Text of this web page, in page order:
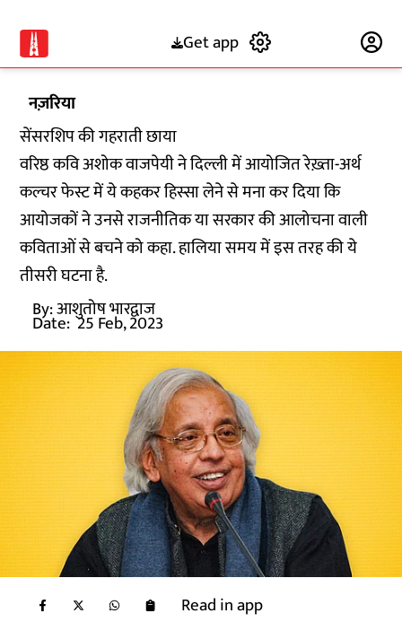
Get app
नज़रिया
सेंसरशिप की गहराती छाया
वरिष्ठ कवि अशोक वाजपेयी ने दिल्ली में आयोजित रेख़्ता-अर्थ
कल्चर फेस्ट में ये कहकर हिस्सा लेने से मना कर दिया कि
आयोजकों ने उनसे राजनीतिक या सरकार की आलोचना वाली
कविताओं से बचने को कहा. हालिया समय में इस तरह की ये
तीसरी घटना है.
By:आशुतोष भारद्वाज
Date: 25 Feb, 2023
Read in app